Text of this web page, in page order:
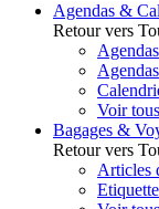
Agendas &
Retour vers
Agendas
Voir
Bagages &
Retour vers
Articles